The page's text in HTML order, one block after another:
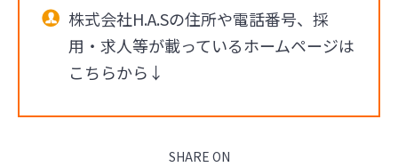
株式会社H.A.Sの住所や電話番号、採
用・求人等が載っているホームページは
こちらから↓
SHARE ON